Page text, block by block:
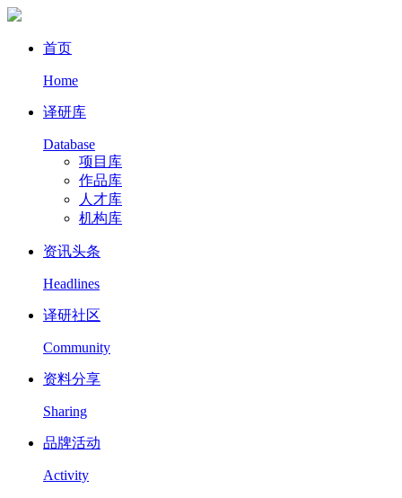
首页
Home
译研库
Database
项目库
作品库
人才库
机构库
资讯头条
Headlines
译研社区
Community
资料分享
Sharing
品牌活动
Activity